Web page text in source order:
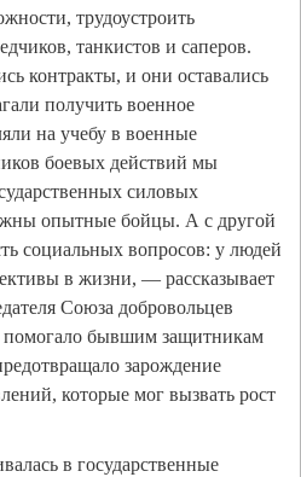
трудоустроить
танкистов и саперов.
контракты, и они оставались
получить военное
на учебу в военные
боевых действий мы
силовых
опытные бойцы. А с другой
социальных вопросов: у людей
в жизни, — рассказывает
Союза добровольцев
бывшим защитникам
зарождение
которые мог вызвать рост
в государственные